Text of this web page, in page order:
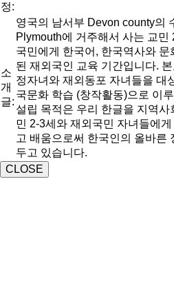
정:
소
개
글:
영국의 남서부 Devon county의
Plymouth에 거주해서 사는 교민
국민에게 한국어, 한국역사와
된 재외국인 교육 기간입니다.
정자녀와 재외동포 자녀들을 대
국문화 학습 (창작활동)으로 이
설립 목적은 우리 한글을 지역
민 2-3세와 재외국민 자녀들에
고 배움으로써 한국인의 올바른
두고 있습니다.
CLOSE